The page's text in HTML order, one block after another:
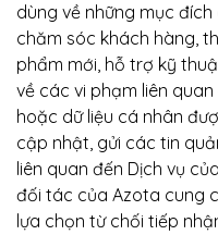
dùng về những mục
chăm sóc khách hàng,
phẩm mới, hỗ trợ kỹ
về các vi phạm liên
hoặc dữ liệu cá nhân
cập nhật, gửi các tin
liên quan đến Dịch vụ
đối tác của Azota cung
lựa chọn từ chối tiếp